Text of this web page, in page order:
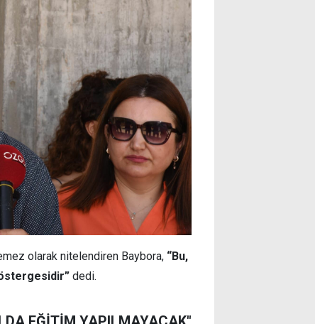
olarak nitelendiren Baybora, “Bu,
dedi.